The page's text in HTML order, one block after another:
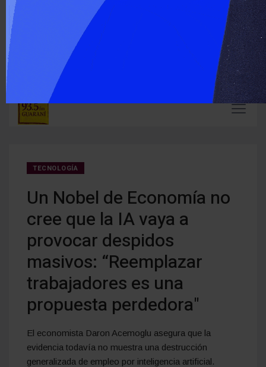
ÚLTIMO MOMENTO :
Carlos Arce anticipó que votará en contra de la modificación
de la Ley de Tierras
En
›
TECNOLOGÍA
Un Nobel de Economía no
cree que la IA vaya a
provocar despidos
masivos: “Reemplazar
trabajadores es una
propuesta perdedora"
El economista Daron Acemoglu asegura que la
evidencia todavía no muestra una destrucción
generalizada de empleo por inteligencia artificial.